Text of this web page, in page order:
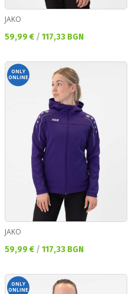
JAKO
Текуща цена:
59,99 € / 117,33 BGN
ONLY
ONLINE
JAKO
Текуща цена:
59,99 € / 117,33 BGN
ONLY
ONLINE